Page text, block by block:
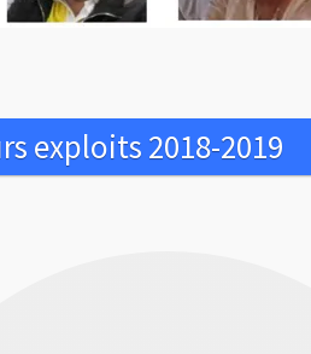
exploits 2018-2019